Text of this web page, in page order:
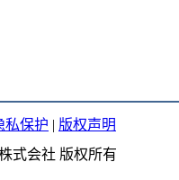
私保护 | 版权声明
式会社 版权所有